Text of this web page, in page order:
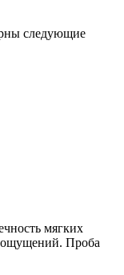
следующие
мягких
ощущений. Проба